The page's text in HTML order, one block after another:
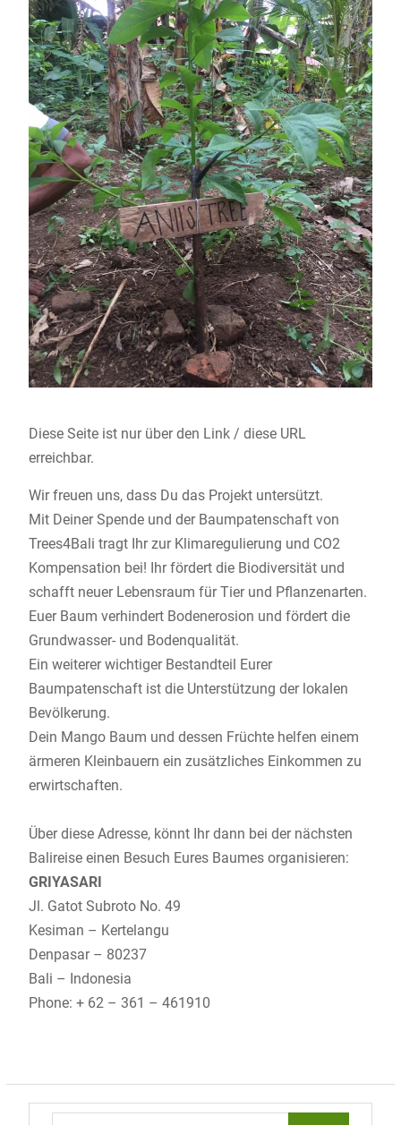
Diese Seite ist nur über den Link / diese URL
erreichbar.
Wir freuen uns, dass Du das Projekt untersützt.
Mit Deiner Spende und der Baumpatenschaft von
Trees4Bali tragt Ihr zur Klimaregulierung und CO2
Kompensation bei! Ihr fördert die Biodiversität und
schafft neuer Lebensraum für Tier und Pflanzenarten.
Euer Baum verhindert Bodenerosion und fördert die
Grundwasser- und Bodenqualität.
Ein weiterer wichtiger Bestandteil Eurer
Baumpatenschaft ist die Unterstützung der lokalen
Bevölkerung.
Dein Mango Baum und dessen Früchte helfen einem
ärmeren Kleinbauern ein zusätzliches Einkommen zu
erwirtschaften.
Über diese Adresse, könnt Ihr dann bei der nächsten
Balireise einen Besuch Eures Baumes organisieren:
GRIYASARI
Jl. Gatot Subroto No. 49
Kesiman – Kertelangu
Denpasar – 80237
Bali – Indonesia
Phone: + 62 – 361 – 461910